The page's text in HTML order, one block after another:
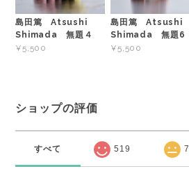
島田篤 Atsushi
Shimada 無題４
¥5,500
島田篤 Atsushi
Shimada 無題6
¥5,500
ショップの評価
すべて 519 7